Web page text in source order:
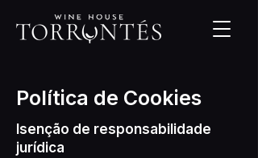
Política de Cookies
Isenção de responsabilidade
jurídica